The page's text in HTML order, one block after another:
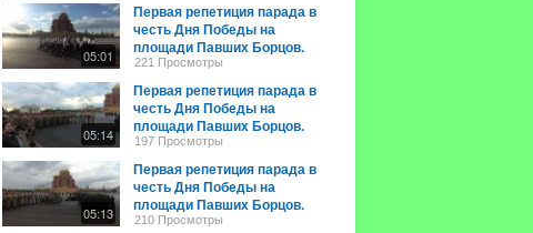
05:01
Первая репетиция парада в
честь Дня Победы на
площади Павших Борцов.
Волгоград. 2024 год 2 мая
221 Просмотры
05:14
Первая репетиция парада в
честь Дня Победы на
площади Павших Борцов.
Волгоград. 2024 год 2 мая
197 Просмотры
05:13
Первая репетиция парада в
честь Дня Победы на
площади Павших Борцов.
Волгоград. 2024 год 2 мая
210 Просмотры